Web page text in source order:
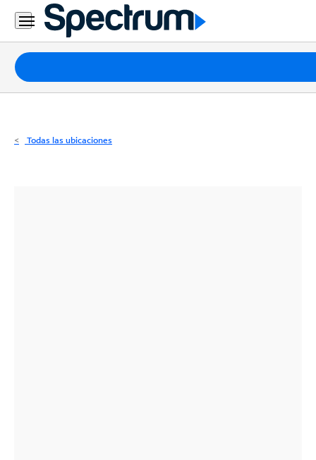
Residencial
Business
Paquetes
Internet
Todas las ubicaciones